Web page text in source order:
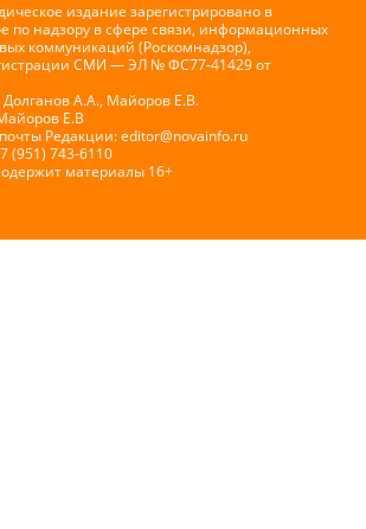
издание зарегистрировано в
по надзору в сфере связи, информационных
коммуникаций (Роскомнадзор),
СМИ — ЭЛ № ФС77-41429 от
А.А., Майоров Е.В.
Е.В
Редакции:editor@novainfo.ru
(951) 743-6110
материалы 16+